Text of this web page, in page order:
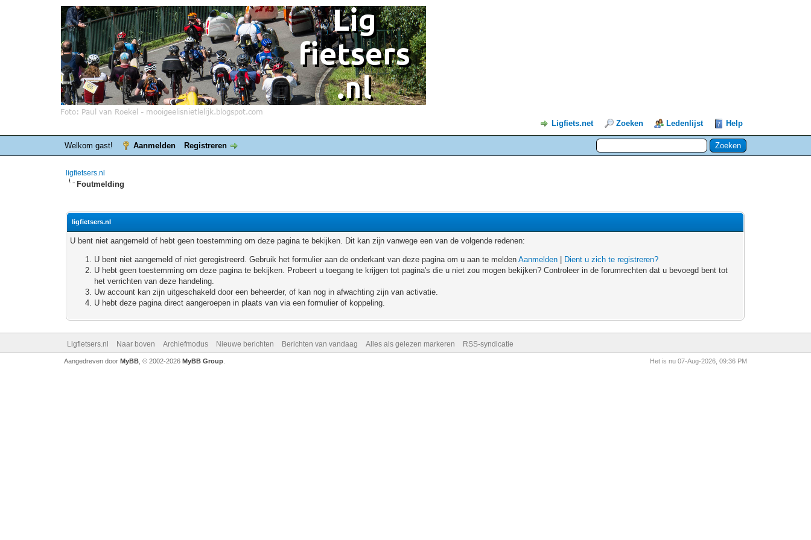
Ligfiets.net Zoeken Ledenlijst Help
Welkom gast! Aanmelden Registreren
ligfietsers.nl
Foutmelding
ligfietsers.nl
U bent niet aangemeld of hebt geen toestemming om deze pagina te bekijken. Dit kan zijn vanwege een van de volgende redenen:
U bent niet aangemeld of niet geregistreerd. Gebruik het formulier aan de onderkant van deze pagina om u aan te meldenAanmelden
Dient u zich te registreren?
U hebt geen toestemming om deze pagina te bekijken. Probeert u toegang te krijgen tot pagina's die u niet zou mogen bekijken? Controleer in de forumrechten dat u bevoegd bent tot
het verrichten van deze handeling.
Uw account kan zijn uitgeschakeld door een beheerder, of kan nog in afwachting zijn van activatie.
U hebt deze pagina direct aangeroepen in plaats van via een formulier of koppeling.
Ligfietsers.nl Naar boven Archiefmodus Nieuwe berichten Berichten van vandaag Alles als gelezen markeren RSS-syndicatie
Het is nu 07-Aug-2026, 09:36 PM
Aangedreven door MyBB, © 2002-2026 MyBB Group.